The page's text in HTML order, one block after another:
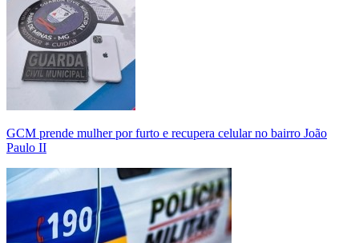
GCM prende mulher por furto e recupera celular no bairro João
Paulo II